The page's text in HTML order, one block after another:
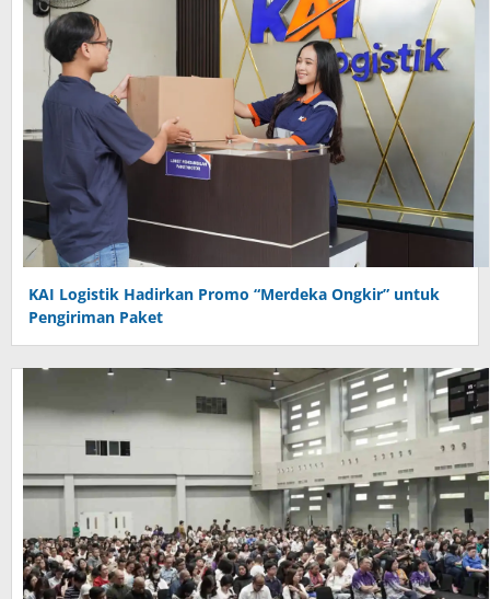
KAI Logistik Hadirkan Promo “Merdeka Ongkir” untuk
Pengiriman Paket